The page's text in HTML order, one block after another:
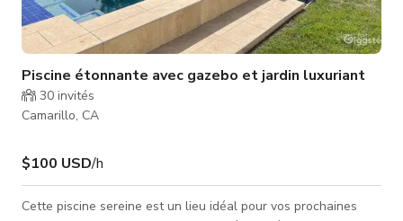
Piscine étonnante avec gazebo et jardin luxuriant
30 invités
Camarillo, CA
$100 USD/h
Cette piscine sereine est un lieu idéal pour vos prochaines